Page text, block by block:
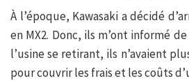
À l’époque, Kawasaki a décidé
en MX2. Donc, ils m’ont informé
l’usine se retirant, ils n’avaient
pour couvrir les frais et les coûts